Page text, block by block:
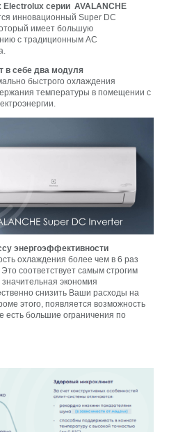
серии AVALANCHE
инновационный Super DC
имеет большую
с традиционным АС
в себе два модуля
быстрого охлаждения
температуры в помещении с
энергоэффективности
охлаждения более чем в 6 раз
соответствует самым строгим
экономия
снизить Ваши расходы на
этого, появляется возможность
есть большие ограничения по